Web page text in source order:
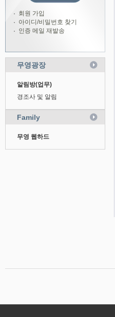
회원 가입
아이디/비밀번호 찾기
인증 메일 재발송
무영광장
알림방(업무)
경조사 및 알림
Family
무영 웹하드